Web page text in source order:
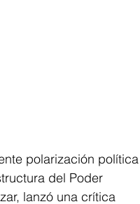
polarización política
del Poder
lanzó una crítica